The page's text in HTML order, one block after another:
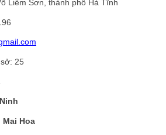
Liêm Sơn, thành phố Hà Tĩnh
25
Mai Hoa